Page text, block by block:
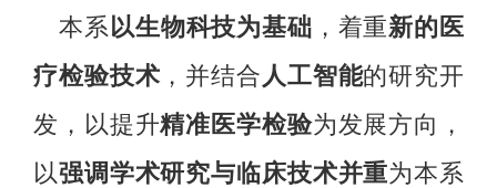
本系以生物科技为基础 ，着重新的医
疗检验技术，并结合人工智能的研究开
发，以提升精准医学检验为发展方向，
以强调学术研究与临床技术并重为本系